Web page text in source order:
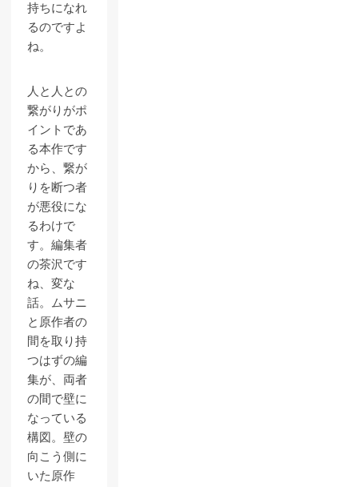
持ちになれ
るのですよ
ね。
人と人との
繋がりがポ
イントであ
る本作です
から、繋が
りを断つ者
が悪役にな
るわけで
す。編集者
の茶沢です
ね、変な
話。ムサニ
と原作者の
間を取り持
つはずの編
集が、両者
の間で壁に
なっている
構図。壁の
向こう側に
いた原作